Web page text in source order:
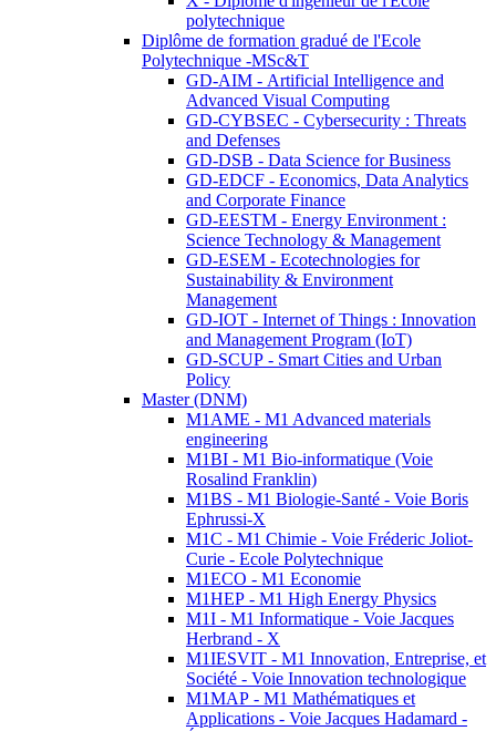
polytechnique
Diplôme de formation gradué de l'Ecole
Polytechnique -MSc&T
GD-AIM - Artificial Intelligence and
Advanced Visual Computing
GD-CYBSEC - Cybersecurity : Threats
and Defenses
GD-DSB - Data Science for Business
GD-EDCF - Economics, Data Analytics
and Corporate Finance
GD-EESTM - Energy Environment :
Science Technology & Management
GD-ESEM - Ecotechnologies for
Sustainability & Environment
Management
GD-IOT - Internet of Things : Innovation
and Management Program (IoT)
GD-SCUP - Smart Cities and Urban
Policy
Master (DNM)
M1AME - M1 Advanced materials
engineering
M1BI - M1 Bio-informatique (Voie
Rosalind Franklin)
M1BS - M1 Biologie-Santé - Voie Boris
Ephrussi-X
M1C - M1 Chimie - Voie Fréderic Joliot-
Curie - Ecole Polytechnique
M1ECO - M1 Economie
M1HEP - M1 High Energy Physics
M1I - M1 Informatique - Voie Jacques
Herbrand - X
M1IESVIT - M1 Innovation, Entreprise, et
Société - Voie Innovation technologique
M1MAP - M1 Mathématiques et
Applications - Voie Jacques Hadamard -